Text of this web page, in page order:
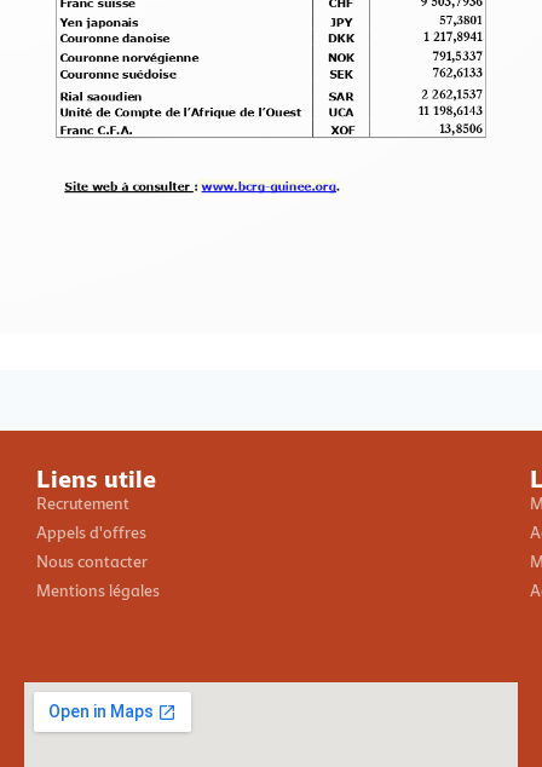
Liens utile
Recrutement
Appels d'offres
Nous contacter
Mentions légales